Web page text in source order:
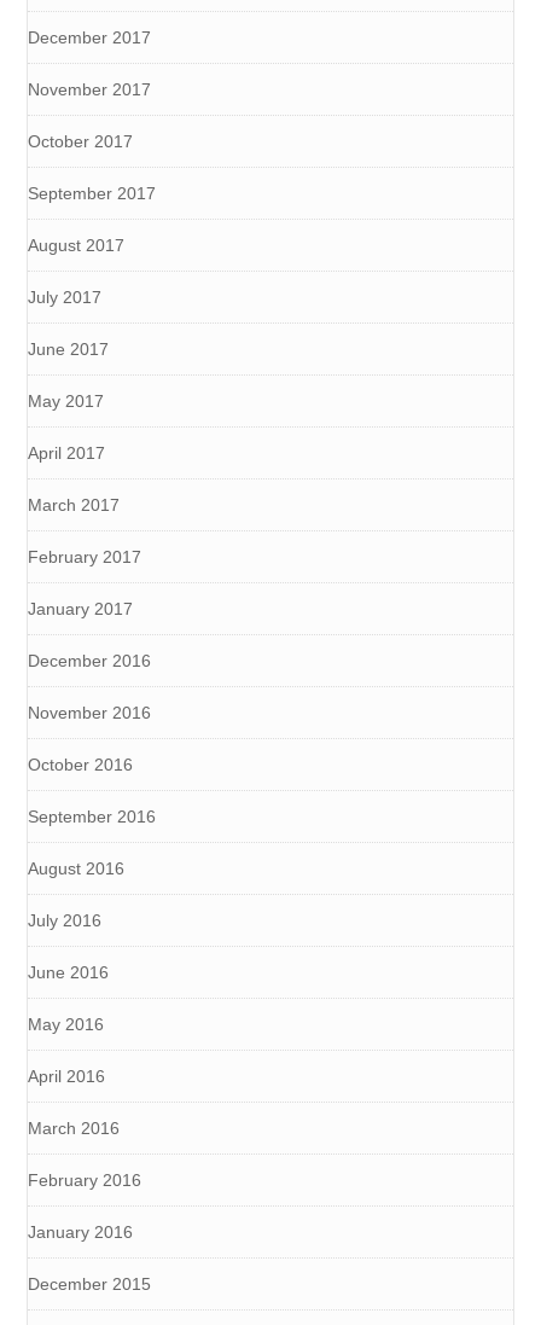
December 2017
November 2017
October 2017
September 2017
August 2017
July 2017
June 2017
May 2017
April 2017
March 2017
February 2017
January 2017
December 2016
November 2016
October 2016
September 2016
August 2016
July 2016
June 2016
May 2016
April 2016
March 2016
February 2016
January 2016
December 2015